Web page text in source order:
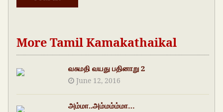
More Tamil Kamakathaikal
வசுமதி வயது பதினாறு 2
June 12, 2016
அம்மா..அம்மம்ம்மா…